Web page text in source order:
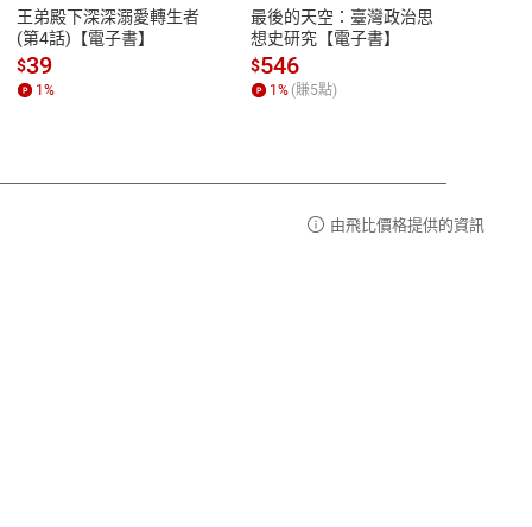
性
參
客服電話：0080-1857077
王弟殿下深深溺愛轉生者
(第4話)【電子書】
$39
1%
最後的天空：臺灣政治思
想史研究【電子書】
$546
1% (賺5點)
由飛比價格提供的資訊